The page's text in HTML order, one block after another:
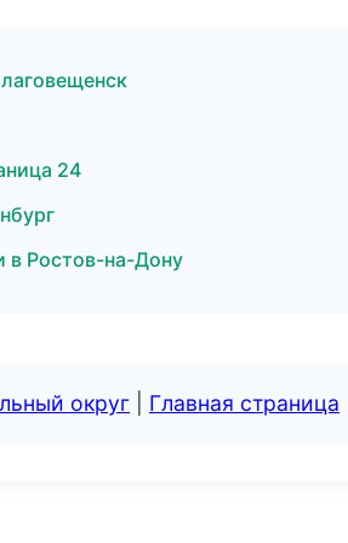
24
в Ростов-на-Дону
округ Главная страница